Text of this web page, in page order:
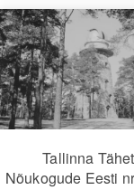
Tallinna
Nõukogude Eesti